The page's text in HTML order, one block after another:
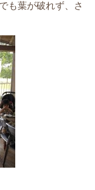
も葉が破れず、さ